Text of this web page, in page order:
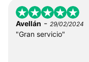
Avellán - 29/02/2024
"Gran servicio"